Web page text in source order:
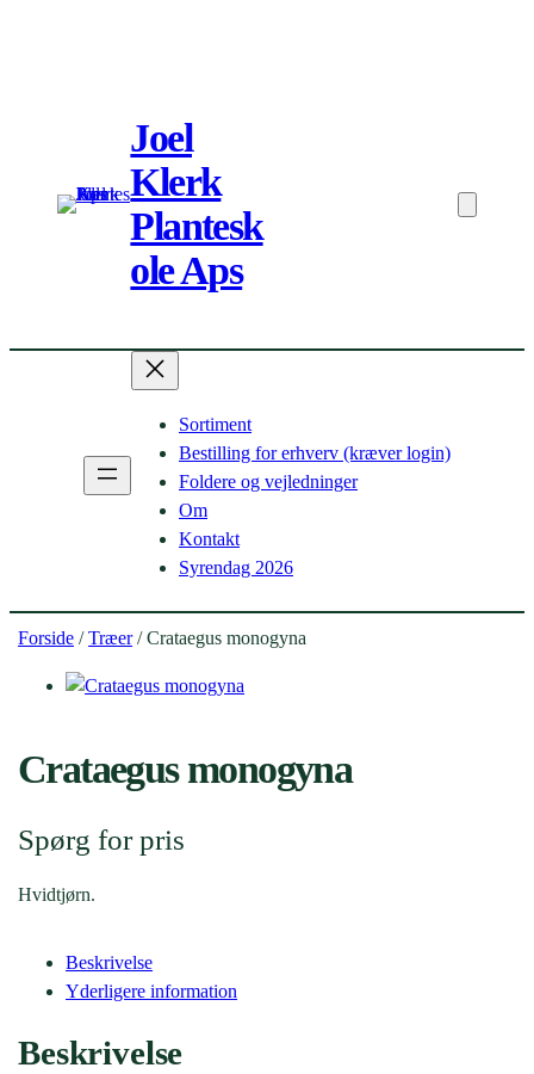
Joel
Klerk
Plantesk
ole Aps
Sortiment
Bestilling for erhverv (kræver login)
Foldere og vejledninger
Om
Kontakt
Syrendag 2026
Forside /Træer/ Crataegus monogyna
Crataegus monogyna
Spørg for pris
Hvidtjørn.
Beskrivelse
Yderligere information
Beskrivelse